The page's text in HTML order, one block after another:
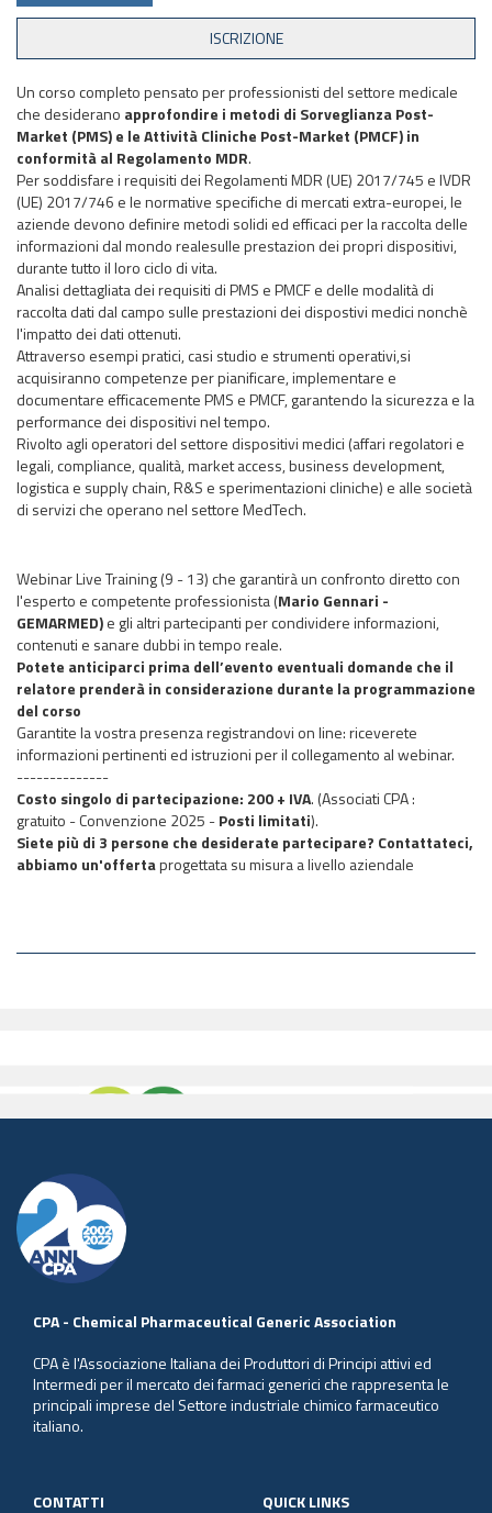
Un corso completo pensato per professionisti del settore medicale
che desiderano approfondire i metodi di Sorveglianza Post-
Market (PMS) e le Attività Cliniche Post-Market (PMCF) in
conformità al Regolamento MDR.
Per soddisfare i requisiti dei Regolamenti MDR (UE) 2017/745 e IVDR
(UE) 2017/746 e le normative specifiche di mercati extra-europei, le
aziende devono definire metodi solidi ed efficaci per la raccolta delle
informazioni dal mondo realesulle prestazion dei propri dispositivi,
durante tutto il loro ciclo di vita.
Analisi dettagliata dei requisiti di PMS e PMCF e delle modalità di
raccolta dati dal campo sulle prestazioni dei dispostivi medici nonchè
l'impatto dei dati ottenuti.
Attraverso esempi pratici, casi studio e strumenti operativi,si
acquisiranno competenze per pianificare, implementare e
documentare efficacemente PMS e PMCF, garantendo la sicurezza e la
performance dei dispositivi nel tempo.
Rivolto agli operatori del settore dispositivi medici (affari regolatori e
legali, compliance, qualità, market access, business development,
logistica e supply chain, R&S e sperimentazioni cliniche) e alle società
di servizi che operano nel settore MedTech.
Webinar Live Training (9 - 13) che garantirà un confronto diretto con
l'esperto e competente professionista (Mario Gennari -
GEMARMED)e gli altri partecipanti per condividere informazioni,
contenuti e sanare dubbi in tempo reale.
Potete anticiparci prima dell’evento eventuali domande che il
relatore prenderà in considerazione durante la programmazione
del corso
Garantite la vostra presenza registrandovi on line: riceverete
informazioni pertinenti ed istruzioni per il collegamento al webinar.
--------------
Costo singolo di partecipazione: 200 + IVA. (Associati CPA :
gratuito - Convenzione 2025 -Posti limitati).
Siete più di 3 persone che desiderate partecipare? Contattateci,
abbiamo un'offertaprogettata su misura a livello aziendale
CPA - Chemical Pharmaceutical Generic Association
CPA è l'Associazione Italiana dei Produttori di Principi attivi ed
Intermedi per il mercato dei farmaci generici che rappresenta le
principali imprese del Settore industriale chimico farmaceutico
italiano.
CONTATTI QUICK LINKS